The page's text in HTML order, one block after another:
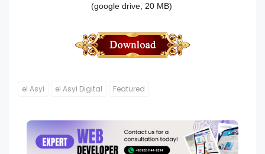
(google drive, 20 MB)
el Asyi el Asyi Digital Featured